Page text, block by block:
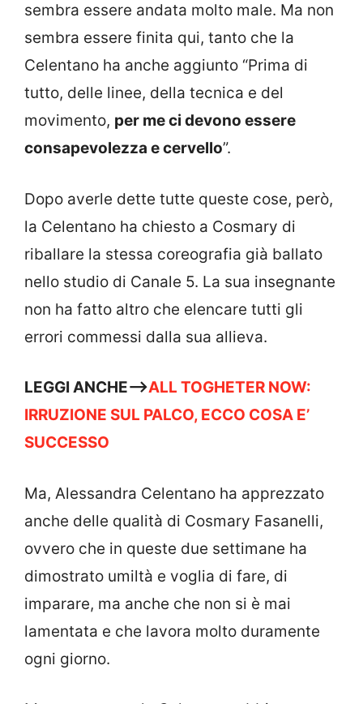
sembra essere andata molto male. Ma non
sembra essere finita qui, tanto che la
Celentano ha anche aggiunto “Prima di
tutto, delle linee, della tecnica e del
movimento, per me ci devono essere
consapevolezza e cervello”.
Dopo averle dette tutte queste cose, però,
la Celentano ha chiesto a Cosmary di
riballare la stessa coreografia già ballato
nello studio di Canale 5. La sua insegnante
non ha fatto altro che elencare tutti gli
errori commessi dalla sua allieva.
LEGGI ANCHE—>ALL TOGHETER NOW:
IRRUZIONE SUL PALCO, ECCO COSA E’
SUCCESSO
Ma, Alessandra Celentano ha apprezzato
anche delle qualità di Cosmary Fasanelli,
ovvero che in queste due settimane ha
dimostrato umiltà e voglia di fare, di
imparare, ma anche che non si è mai
lamentata e che lavora molto duramente
ogni giorno.